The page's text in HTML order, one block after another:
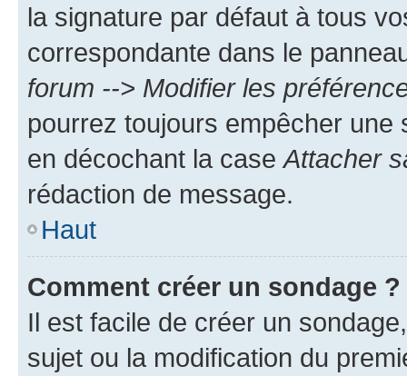
la signature par défaut à tous
correspondante dans le
forum --> Modifier les
pourrez toujours empêcher une
en décochant la case Attacher
rédaction de message.
Haut
Comment créer un sondage ?
Il est facile de créer un
sujet ou la modification du